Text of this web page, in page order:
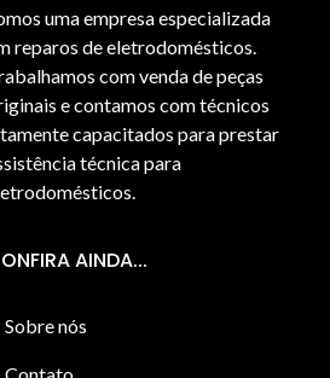
uma empresa especializada
reparos de eletrodomésticos.
com venda de peças
e contamos com técnicos
capacitados para prestar
técnica para
AINDA...
Sobre nós